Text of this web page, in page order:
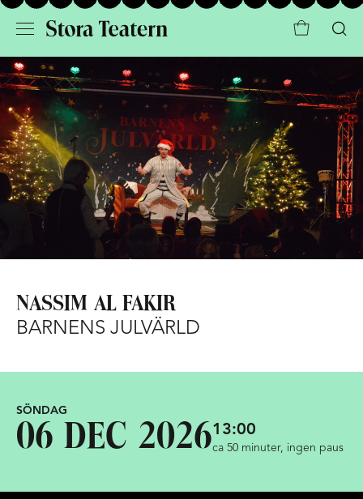
NASSIM AL FAKIR
BARNENS JULVÄRLD
SÖNDAG
06 DEC 202613:00
ca 50 minuter, ingen paus